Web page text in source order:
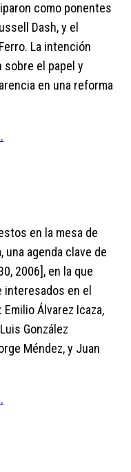
como ponentes
Dash, y el
La intención
el papel y
en una reforma
en la mesa de
una agenda clave de
2006], en la que
en el
Álvarez Icaza,
González
Méndez, y Juan